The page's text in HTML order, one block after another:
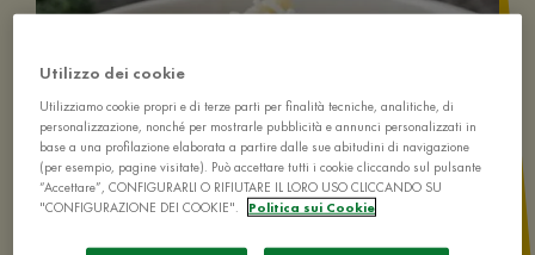
Utilizzo dei cookie
Utilizziamo cookie propri e di terze parti per finalità tecniche, analitiche, di
personalizzazione, nonché per mostrarle pubblicità e annunci personalizzati in
base a una profilazione elaborata a partire dalle sue abitudini di navigazione
(per esempio, pagine visitate). Può accettare tutti i cookie cliccando sul pulsante
“Accettare”, CONFIGURARLI O RIFIUTARE IL LORO USO CLICCANDO SU
"CONFIGURAZIONE DEI COOKIE".
Politica sui Cookie